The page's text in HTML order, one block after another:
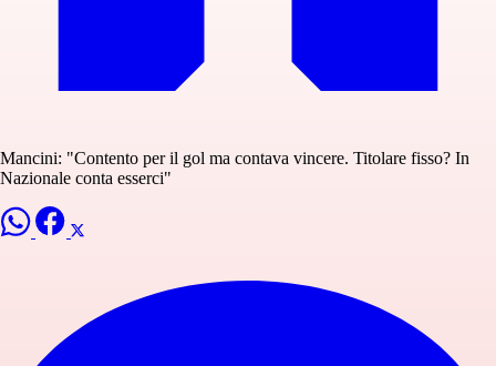
Mancini: "Contento per il gol ma contava vincere. Titolare fisso? In
Nazionale conta esserci"